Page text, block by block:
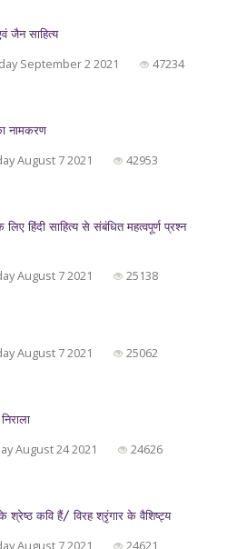
जैन साहित्‍य
September 2 2021 47234
नामकरण
August 7 2021 42953
लिए हिंदी साहित्य से संबंधित महत्वपूर्ण प्रश्न
August 7 2021 25138
August 7 2021 25062
August 24 2021 24626
श्रेष्ठ कवि हैं/ विरह श्रृंगार के वैशिष्ट्य
August 7 2021 24621